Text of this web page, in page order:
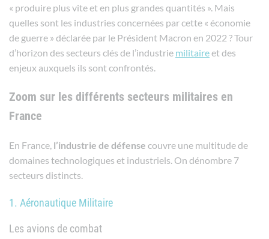
« produire plus vite et en plus grandes quantités ». Mais
quelles sont les industries concernées par cette « économie
de guerre » déclarée par le Président Macron en 2022 ? Tour
d’horizon des secteurs clés de l’industrie militaireet des
enjeux auxquels ils sont confrontés.
Zoom sur les différents secteurs militaires en
France
En France, l’industrie de défense couvre une multitude de
domaines technologiques et industriels. On dénombre 7
secteurs distincts.
1. Aéronautique Militaire
Les avions de combat